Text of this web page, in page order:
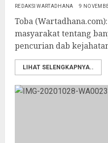
REDAKSI WARTADHANA 9
Toba
masyarakat tentang
pencurian dab
LIHAT SELENGKAPNYA..